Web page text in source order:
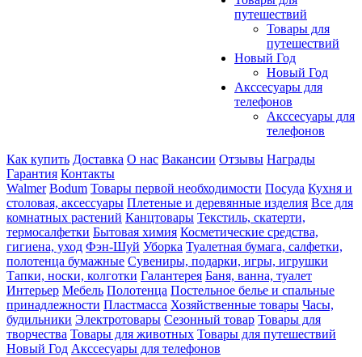
путешествий
Товары для
путешествий
Новый Год
Новый Год
Акссесуары для
телефонов
Акссесуары для
телефонов
Как купить Доставка О нас Вакансии Отзывы Награды
Гарантия Контакты
Walmer Bodum Товары первой необходимости Посуда Кухня и
столовая, аксессуары Плетеные и деревянные изделия Все для
комнатных растений Канцтовары Текстиль, скатерти,
термосалфетки Бытовая химия Косметические средства,
гигиена, уход Фэн-Шуй Уборка Туалетная бумага, салфетки,
полотенца бумажные Сувениры, подарки, игры, игрушки
Тапки, носки, колготки Галантерея Баня, ванна, туалет
Интерьер Мебель Полотенца Постельное белье и спальные
принадлежности Пластмасса Хозяйственные товары Часы,
будильники Электротовары Сезонный товар Товары для
творчества Товары для животных Товары для путешествий
Новый Год Акссесуары для телефонов